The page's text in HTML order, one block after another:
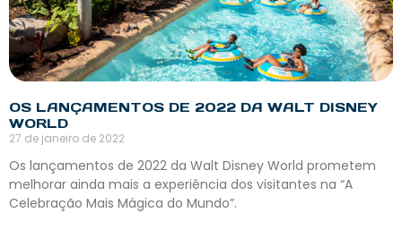
OS LANÇAMENTOS DE 2022 DA WALT DISNEY
WORLD
27 de janeiro de 2022
Os lançamentos de 2022 da Walt Disney World prometem
melhorar ainda mais a experiência dos visitantes na “A
Celebração Mais Mágica do Mundo”.